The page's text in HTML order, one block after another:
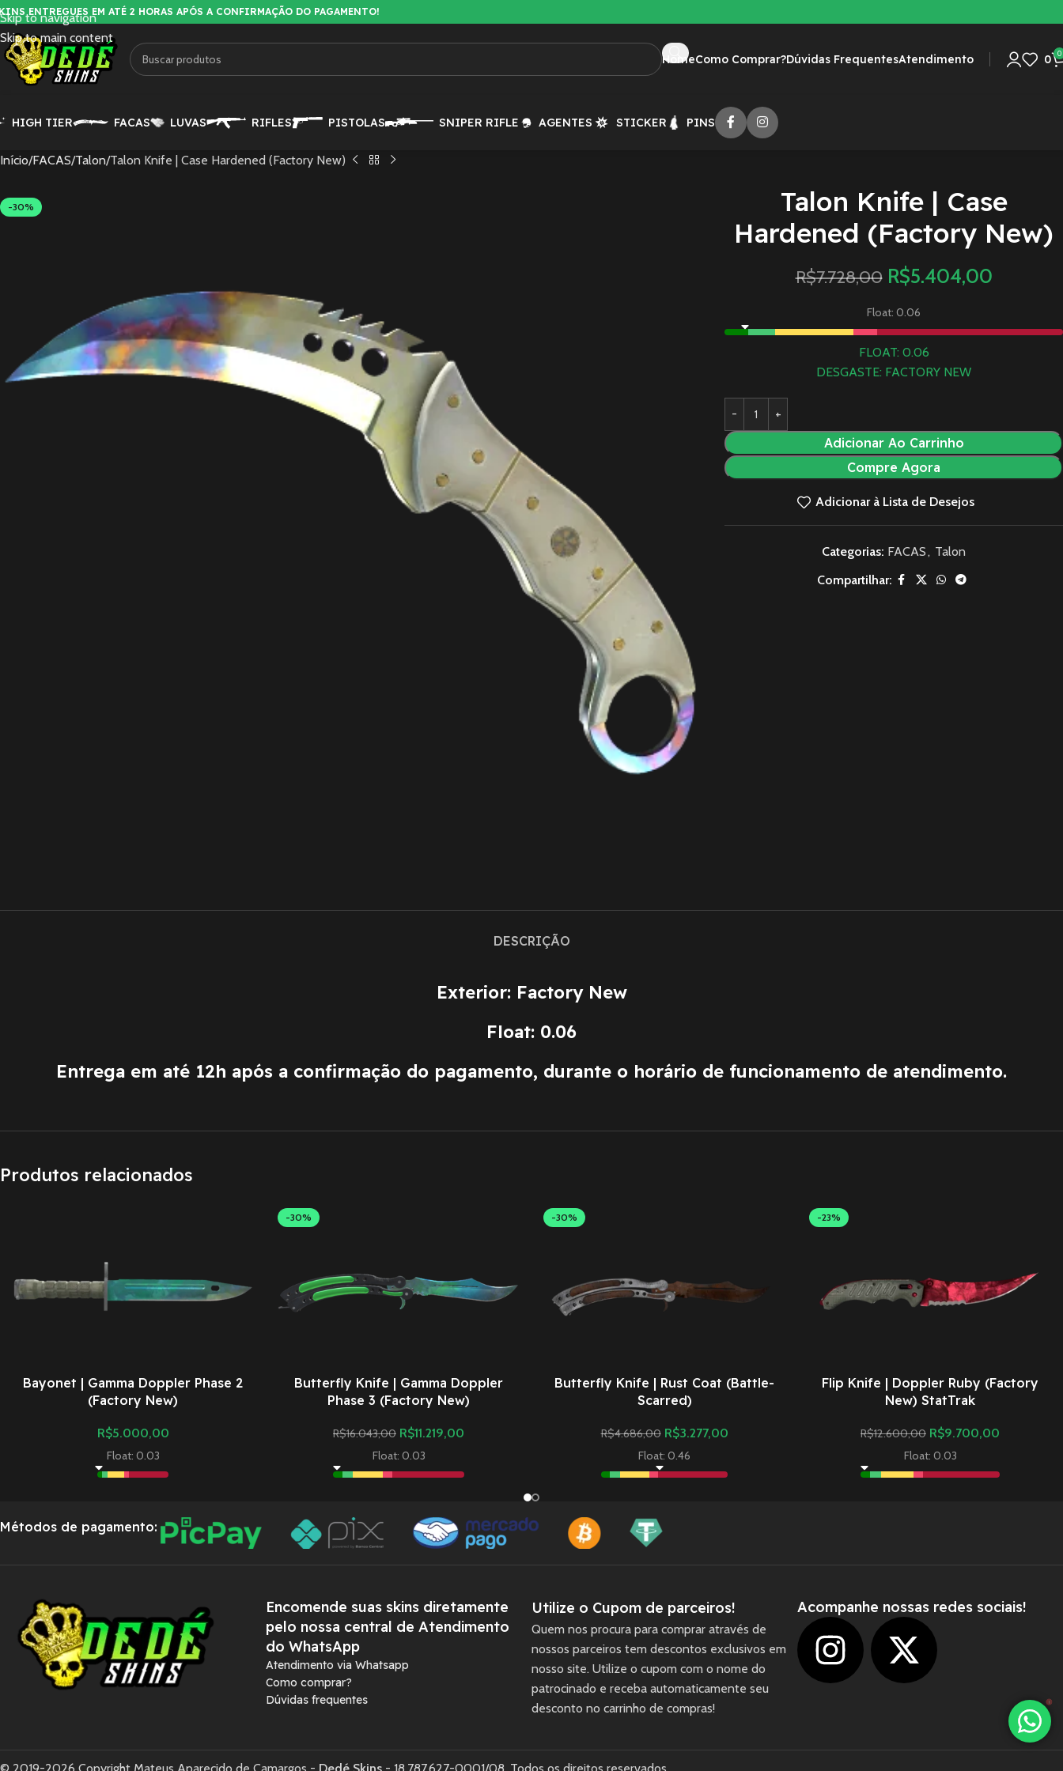
Skip to navigation
Skip to main content
ENTREGUES EM ATÉ 2 HORAS APÓS A CONFIRMAÇÃO DO PAGAMENTO!
HomeComo Comprar?Dúvidas FrequentesAtendimento 0 0
HIGH TIER FACAS LUVAS RIFLES PISTOLAS SNIPER RIFLE AGENTES STICKER PINS
Início FACAS Talon Talon Knife | Case Hardened (Factory New)
-30%
Talon Knife | Case
Hardened (Factory New)
R$7.728,00 R$5.404,00
Float: 0.06
FLOAT: 0.06
DESGASTE: FACTORY NEW
Adicionar Ao Carrinho
Compre Agora
Adicionar à Lista de Desejos
Categorias: FACAS, Talon
Compartilhar:
DESCRIÇÃO
Exterior: Factory New
Float: 0.06
Entrega em até 12h após a confirmação do pagamento, durante o horário de funcionamento de atendimento.
Produtos relacionados
Bayonet | Gamma Doppler Phase 2
(Factory New)
R$5.000,00
Float: 0.03
-30%
Butterfly Knife | Gamma Doppler
Phase 3 (Factory New)
R$16.043,00 R$11.219,00
Float: 0.03
-30%
Butterfly Knife | Rust Coat (Battle-
Scarred)
R$4.686,00 R$3.277,00
Float: 0.46
-23%
Flip Knife | Doppler Ruby (Factory
New) StatTrak
R$12.600,00 R$9.700,00
Float: 0.03
Métodos de pagamento:
Encomende suas skins diretamente
pelo nossa central de Atendimento
do WhatsApp
Atendimento via Whatsapp
Como comprar?
Dúvidas frequentes
Utilize o Cupom de parceiros!
Quem nos procura para comprar através de
nossos parceiros tem descontos exclusivos em
nosso site. Utilize o cupom com o nome do
patrocinado e receba automaticamente seu
desconto no carrinho de compras!
Acompanhe nossas redes sociais!
1